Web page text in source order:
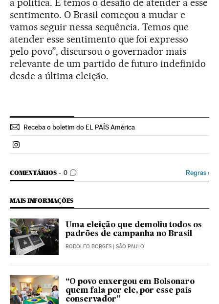
sentimento. O Brasil começou a mudar e
vamos seguir nessa sequência. Temos que
atender esse sentimento que foi expresso
pelo povo”, discursou o governador mais
relevante de um partido de futuro indefinido
desde a última eleição.
Receba o boletim do EL PAÍS América
Politica El País Brasil en Instagram
COMENTÁRIOS 0
COMENTÁRIOS Regras›
MAIS INFORMAÇÕES
Uma eleição que demoliu todos os
padrões de campanha no Brasil
RODOLFO BORGES | SÃO PAULO
“O povo enxergou em Bolsonaro
quem fala por ele, por esse país
conservador”